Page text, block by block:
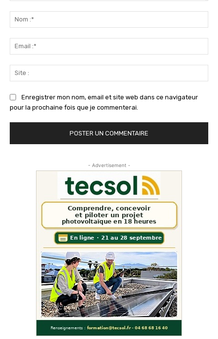
Enregistrer mon nom, email et site web dans ce navigateur
pour la prochaine fois que je commenterai.
- Advertisement -